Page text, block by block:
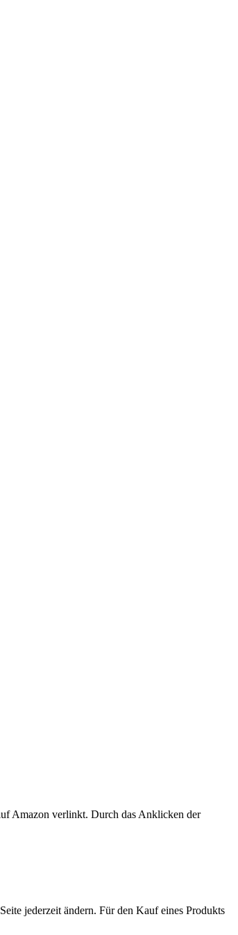
Amazon verlinkt. Durch das Anklicken der
jederzeit ändern. Für den Kauf eines Produkts